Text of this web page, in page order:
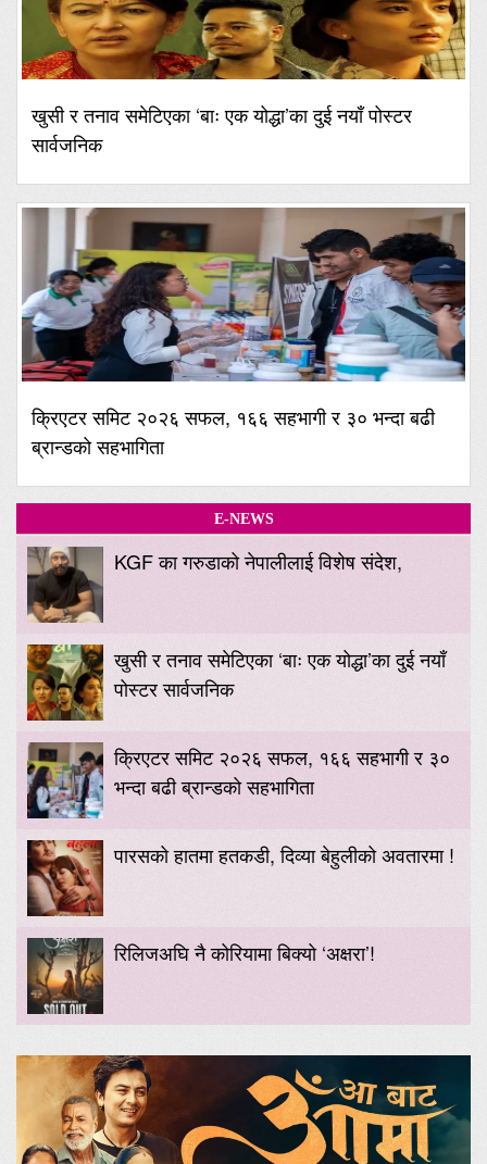
खुसी र तनाव समेटिएका ‘बाः एक योद्धा’का दुई नयाँ पोस्टर
सार्वजनिक
क्रिएटर समिट २०२६ सफल, १६६ सहभागी र ३० भन्दा बढी
ब्रान्डको सहभागिता
E-NEWS
KGF का गरुडाको नेपालीलाई विशेष संदेश,
खुसी र तनाव समेटिएका ‘बाः एक योद्धा’का दुई नयाँ
पोस्टर सार्वजनिक
क्रिएटर समिट २०२६ सफल, १६६ सहभागी र ३०
भन्दा बढी ब्रान्डको सहभागिता
पारसको हातमा हतकडी, दिव्या बेहुलीको अवतारमा !
रिलिजअघि नै कोरियामा बिक्यो ‘अक्षरा’!